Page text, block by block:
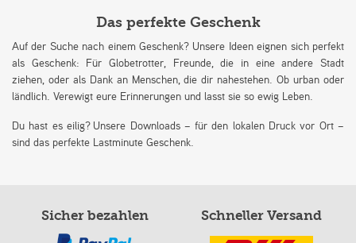
Das perfekte Geschenk
Auf der Suche nach einem Geschenk? Unsere Ideen eignen sich perfekt
als Geschenk: Für Globetrotter, Freunde, die in eine andere Stadt
ziehen, oder als Dank an Menschen, die dir nahestehen. Ob urban oder
ländlich. Verewigt eure Erinnerungen und lasst sie so ewig Leben.
Du hast es eilig? Unsere Downloads – für den lokalen Druck vor Ort –
sind das perfekte Lastminute Geschenk.
Sicher bezahlen Schneller Versand